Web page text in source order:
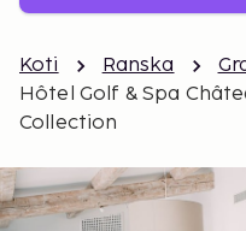
Koti Ranska
Hôtel Golf & Spa
Collection